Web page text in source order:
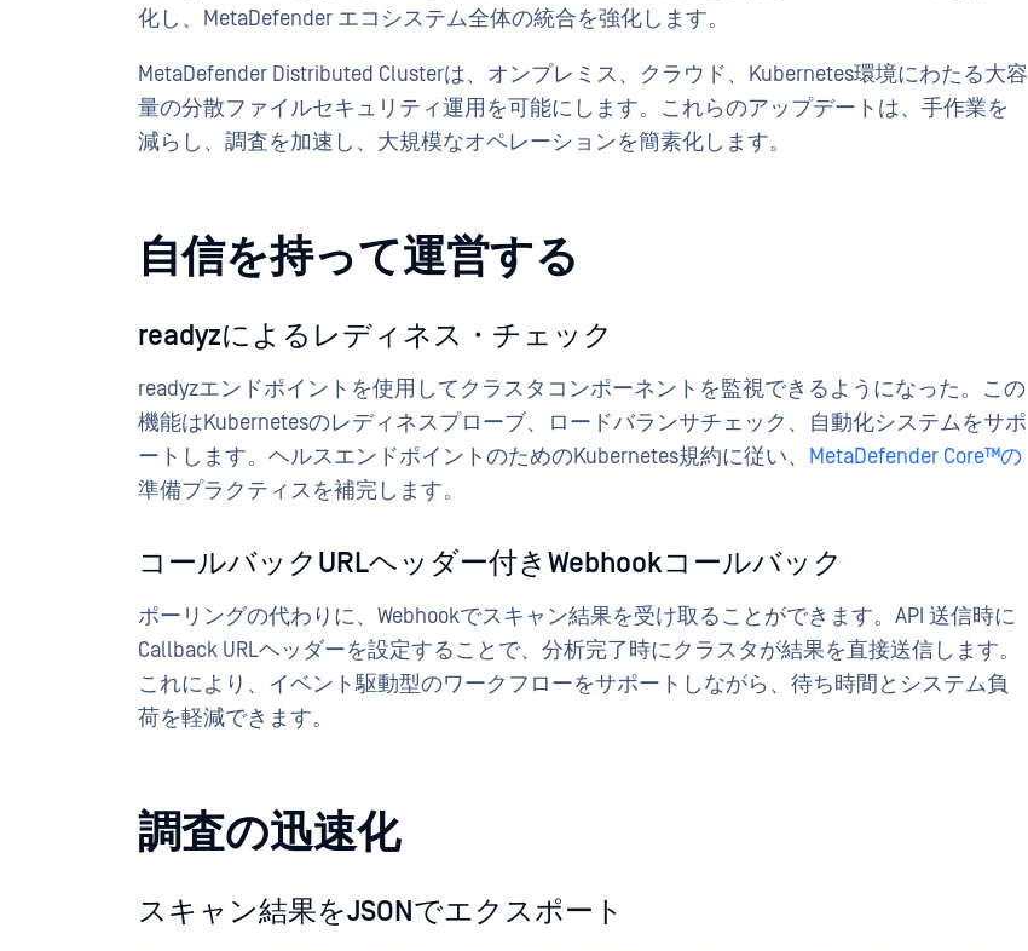
化し、MetaDefender エコシステム全体の統合を強化します。
MetaDefender Distributed Clusterは、オンプレミス、クラウド、Kubernetes環境にわたる大容
量の分散ファイルセキュリティ運用を可能にします。これらのアップデートは、手作業を
減らし、調査を加速し、大規模なオペレーションを簡素化します。
自信を持って運営する
readyzによるレディネス・チェック
readyzエンドポイントを使用してクラスタコンポーネントを監視できるようになった。この
機能はKubernetesのレディネスプローブ、ロードバランサチェック、自動化システムをサポ
ートします。ヘルスエンドポイントのためのKubernetes規約に従い、 MetaDefender Core™の
準備プラクティスを補完します。
コールバックURLヘッダー付きWebhookコールバック
ポーリングの代わりに、Webhookでスキャン結果を受け取ることができます。API 送信時に
Callback URLヘッダーを設定することで、分析完了時にクラスタが結果を直接送信します。
これにより、イベント駆動型のワークフローをサポートしながら、待ち時間とシステム負
荷を軽減できます。
調査の迅速化
スキャン結果をJSONでエクスポート